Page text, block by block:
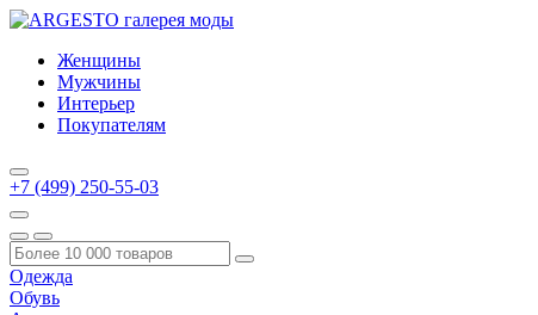
Женщины
Мужчины
Интерьер
Покупателям
+7 (499) 250-55-03
Одежда
Обувь